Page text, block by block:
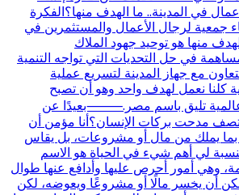
في المدينة.. ما الهدف منها؟الفكرة
جمعية لرجال الأعمال والمستثمرين في
منها هو توحيد جهود الملاك
في حل التحديات التي تواجه التنمية
مع جهاز المدينة لتسريع عملية
كلنا نعمل لهدف واحد وهو أن تصبح
تليق باسم مصر.⸻بعيدًا عن
تصف مدحت بركات الإنسان؟أنا مؤمن أن
بما يملك من مال أو مشروعات، بل يقاس
لي أهم شيء في الحياة هو الاسم
وهي أمور أحرص عليها وأدافع عنها طوال
أن يخسر مالًا أو مشروعًا ويعوضه، لكن